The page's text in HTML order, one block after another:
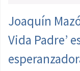
Joaquín
Vida Padre’